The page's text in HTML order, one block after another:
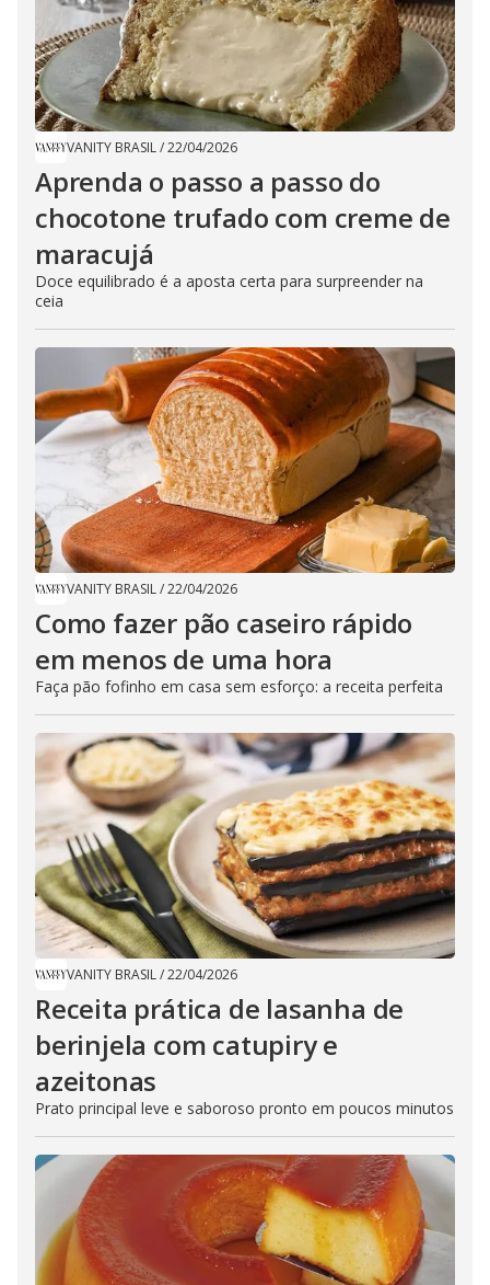
VANITY BRASIL/22/04/2026
Aprenda o passo a passo do
chocotone trufado com creme de
maracujá
Doce equilibrado é a aposta certa para surpreender na
ceia
VANITY BRASIL/22/04/2026
Como fazer pão caseiro rápido
em menos de uma hora
Faça pão fofinho em casa sem esforço: a receita perfeita
VANITY BRASIL/22/04/2026
Receita prática de lasanha de
berinjela com catupiry e
azeitonas
Prato principal leve e saboroso pronto em poucos minutos